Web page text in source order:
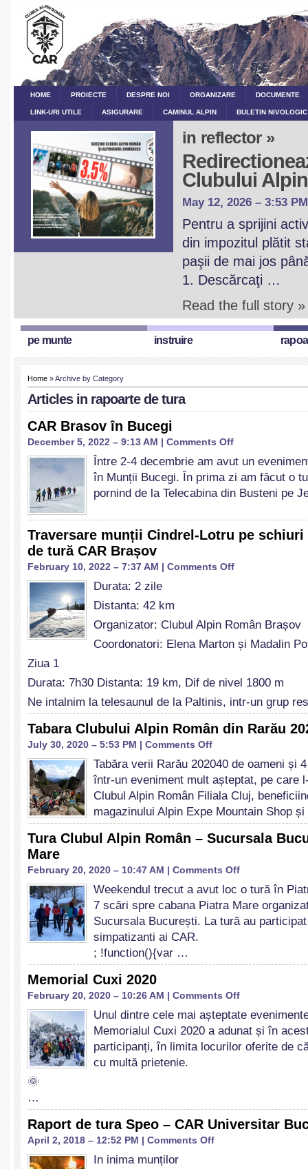
HOME PROIECTE DESPRE NOI ORGANIZARE DOCUMENTE
LINK-URI UTILE ASIGURARE CAMINUL ALPIN BULETIN
in reflector »
Clubului
May 12, 2026 – 3:53 PM
Pentru a sprijini
din impozitul plătit
paşii de mai jos
1. Descărcaţi …
Read the full story »
pe munte instruire
Home » Archive by Category
Articles in rapoarte de tura
CAR Brasov în Bucegi
December 5, 2022 – 9:13 AM | Comments Offon
Brasov
în
Bucegi
Între 2-4 decembrie am avut un
în Munții Bucegi. În prima zi am făcut o
pornind de la Telecabina din Busteni pe
Traversare munții Cindrel-Lotru pe schiuri
de tură CAR Brașov
February 10, 2022 – 7:37 AM | Comments Offon
pe
schiuri
de
Raport
de
tură
CAR
Durata: 2 zile
Distanta: 42 km
Organizator: Clubul Alpin Român Brașov
Coordonatori: Elena Marton și Madalin
Ziua 1
Durata: 7h30 Distanta: 19 km, Dif de nivel 1800 m
Ne intalnim la telesaunul de la Paltinis, intr-un grup
Tabara Clubului Alpin Român din Rarău
July 30, 2020 – 5:53 PM | Comments Offon
Clubului
Alpin
Român
Rarău
Tabăra verii Rarău 202040 de oameni și
într-un eveniment mult așteptat, pe care
Clubul Alpin Român Filiala Cluj,
magazinului Alpin Expe Mountain Shop
Tura Clubul Alpin Român – Sucursala
Mare
February 20, 2020 – 10:47 AM | Comments Offon
Clubul
Alpin
în
Mare
Weekendul trecut a avut loc o tură în
7 scări spre cabana Piatra Mare
Sucursala București. La tură au
simpatizanti ai CAR.
; !function(){var …
Memorial Cuxi 2020
February 20, 2020 – 10:26 AM | Comments Offon
Cuxi
2020
Unul dintre cele mai așteptate
Memorialul Cuxi 2020 a adunat și în
participanți, în limita locurilor oferite de
cu multă prietenie.
🌞
…
Raport de tura Speo – CAR Universitar
April 2, 2018 – 12:52 PM | Comments Offon
In inima munților